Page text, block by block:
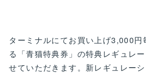
ターミナルにてお買い上げ3,000円
る「青猫特典券」の特典レギュレ
せていただきます。新レギュレー